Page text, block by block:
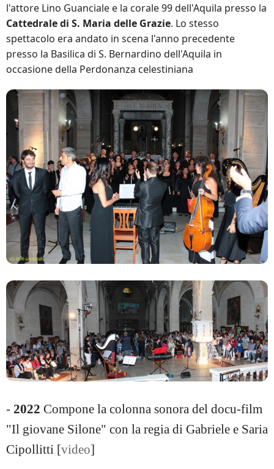
l'attore Lino Guanciale e la corale 99 dell'Aquila presso la
Cattedrale di S. Maria delle Grazie. Lo stesso
spettacolo era andato in scena l'anno precedente
presso la Basilica di S. Bernardino dell'Aquila in
occasione della Perdonanza celestiniana
- 2022 Compone la colonna sonora del docu-film
"Il giovane Silone" con la regia di Gabriele e Saria
Cipollitti [video]